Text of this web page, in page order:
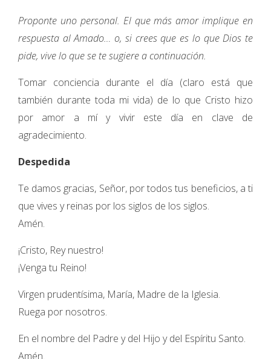
Proponte uno personal. El que más amor implique en
respuesta al Amado… o, si crees que es lo que Dios te
pide, vive lo que se te sugiere a continuación.
Tomar conciencia durante el día (claro está que
también durante toda mi vida) de lo que Cristo hizo
por amor a mí y vivir este día en clave de
agradecimiento.
Despedida
Te damos gracias, Señor, por todos tus beneficios, a ti
que vives y reinas por los siglos de los siglos.
Amén.
¡Cristo, Rey nuestro!
¡Venga tu Reino!
Virgen prudentísima, María, Madre de la Iglesia.
Ruega por nosotros.
En el nombre del Padre y del Hijo y del Espíritu Santo.
Amén.